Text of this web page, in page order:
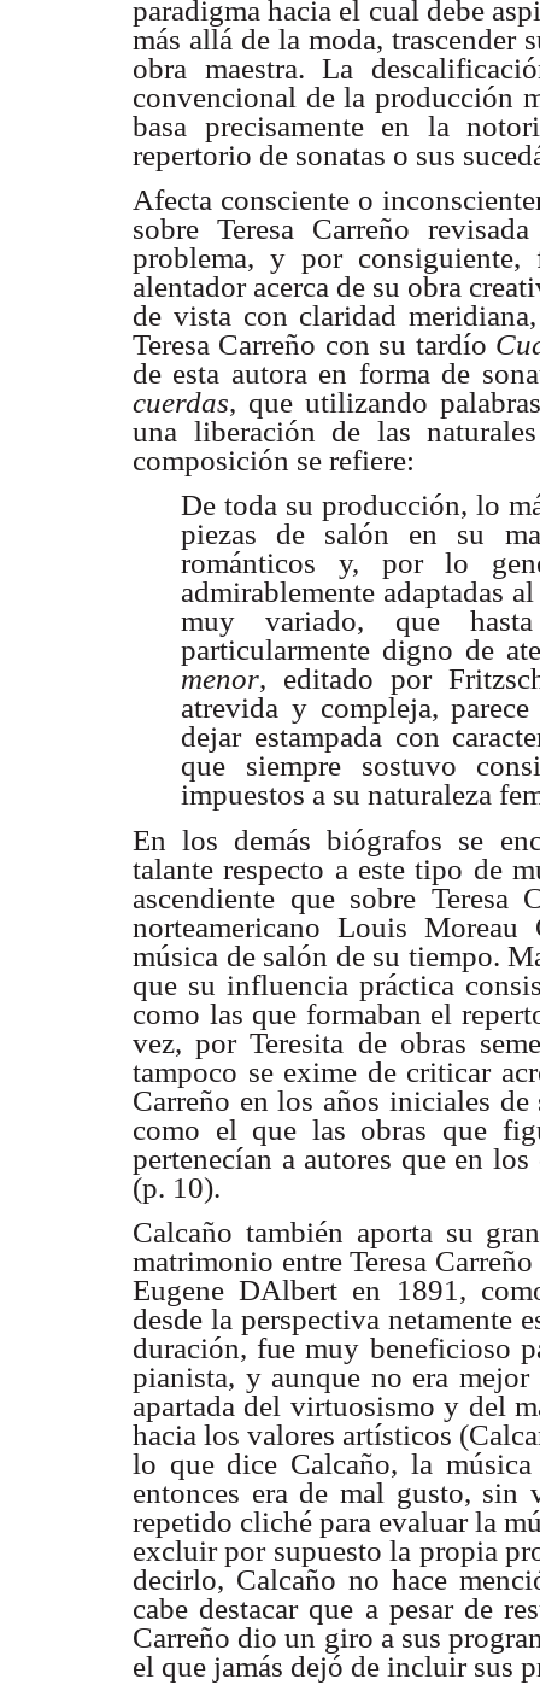
paradigma hacia el cual debe
más allá de la moda, trascender
obra maestra. La
convencional de la producción
basa precisamente en la
repertorio de sonatas o sus
Afecta consciente o
sobre Teresa Carreño
problema, y por
alentador acerca de su obra
de vista con claridad
Teresa Carreño con su tardío
de esta autora en forma de
cuerdas, que utilizando
una liberación de las
composición se refiere:
De toda su producción, lo
piezas de salón en su
románticos y, por lo
admirablemente adaptadas
muy variado, que
particularmente digno de
menor, editado por
atrevida y compleja,
dejar estampada con
que siempre sostuvo
impuestos a su naturaleza
En los demás biógrafos se
talante respecto a este tipo de
ascendiente que sobre
norteamericano Louis
música de salón de su tiempo.
que su influencia práctica
como las que formaban el
vez, por Teresita de obras
tampoco se exime de criticar
Carreño en los años iniciales
como el que las obras que
pertenecían a autores que en los
(p. 10).
Calcaño también aporta su
matrimonio entre Teresa
Eugene DAlbert en 1891,
desde la perspectiva netamente
duración, fue muy beneficioso
pianista, y aunque no era
apartada del virtuosismo y del
hacia los valores artísticos
lo que dice Calcaño, la
entonces era de mal gusto,
repetido cliché para evaluar la
excluir por supuesto la propia
decirlo, Calcaño no hace
cabe destacar que a pesar de
Carreño dio un giro a sus
el que jamás dejó de incluir sus